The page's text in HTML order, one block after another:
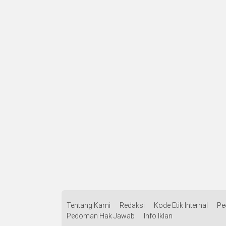
Tentang Kami Redaksi Kode Etik Internal
Pedoman Hak Jawab
Info Iklan